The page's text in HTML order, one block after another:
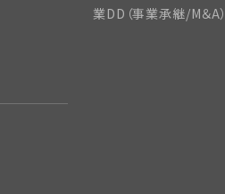
業DD（事業承継/M＆A）